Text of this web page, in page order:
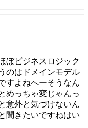
ぼビジネスロジック
のはドメインモデル
すよねへーそうなん
めっちゃ変じゃんっ
意外と気づけないん
聞きたいですねはい